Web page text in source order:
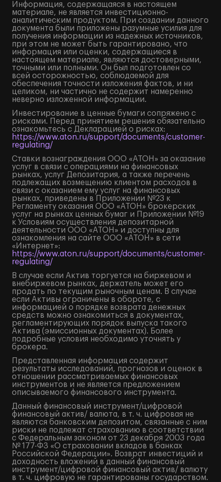
Информация, содержащаяся в настоящем
материале, не является инвестиционно-
аналитическим продуктом. При создании данного
документа были приложены разумные усилия для
получения информации из надежных источников,
при этом не может быть гарантировано, что
информация или оценки, содержащиеся в
настоящем материале, являются достоверными,
точными или полными. Он был подготовлен со
всей осторожностью, соблюдаемой для
обеспечения точности изложения фактов, и ни
целиком, ни частично не содержит намеренно
неверно изложенной информации.
Инвестирование в ценные бумаги сопряжено с
рисками. Перед принятием решения обязательно
ознакомьтесь с Декларацией о рисках:
https://www.aton.ru/support/documents/customer-
regulating/
Ставки вознаграждения ООО «АТОН» за оказание
услуг в связи с операциями на финансовых
рынках, услуг Депозитария, а также перечень
подлежащих возмещению клиентом расходов в
связи с оказанием ему услуг на финансовых
рынках, приведены в Приложении №23 к
Регламенту оказания ООО «АТОН» брокерских
услуг на рынках ценных бумаг и Приложении №19
к Условиям осуществления депозитарной
деятельности ООО «АТОН» и доступны для
ознакомления на сайте ООО «АТОН» в сети
«Интернет»:
https://www.aton.ru/support/documents/customer-
regulating/
В случае если Актив торгуется на биржевом и
внебиржевом рынках, держатель может его
продать по текущим рыночным ценам. В случае
если Активы ограничены в обороте, с
информацией о порядке возврата денежных
средств можно ознакомиться в документах,
регламентирующих порядок выпуска такого
Актива (эмиссионных документах). Более
подробные условия необходимо уточнять у
брокера.
Представленная информация содержит
результаты исследований, прогнозов и оценок в
отношении рассматриваемых финансовых
инструментов и не является предложением
описываемого финансового инструмента.
Данный финансовый инструмент/цифровой
финансовый актив/ валюта, в т. ч. цифровая не
являются банковским депозитом, связанные с ним
риски не подлежат страхованию в соответствии
с Федеральным законом от 23 декабря 2003 года
№ 177-ФЗ «О страховании вкладов в банках
Российской Федерации». Возврат инвестиций и
доходность вложений в данный финансовый
инструмент/цифровой финансовый актив/ валюту
в т. ч. цифровую не гарантированы государством.